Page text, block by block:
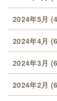
2024年5月
2024年4月
2024年3月
2024年2月